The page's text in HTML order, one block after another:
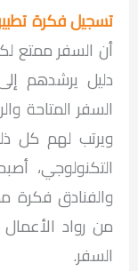
تسجيل فكرة
أن السفر ممتع
دليل يرشدهم
السفر المتاحة
ويرتب لهم كل
التكنولوجي،
والفنادق فكرة
من رواد
السفر.